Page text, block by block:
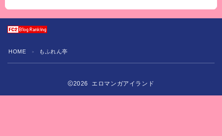
HOME ＞ もふれん亭
2026 エロマンガアイランド